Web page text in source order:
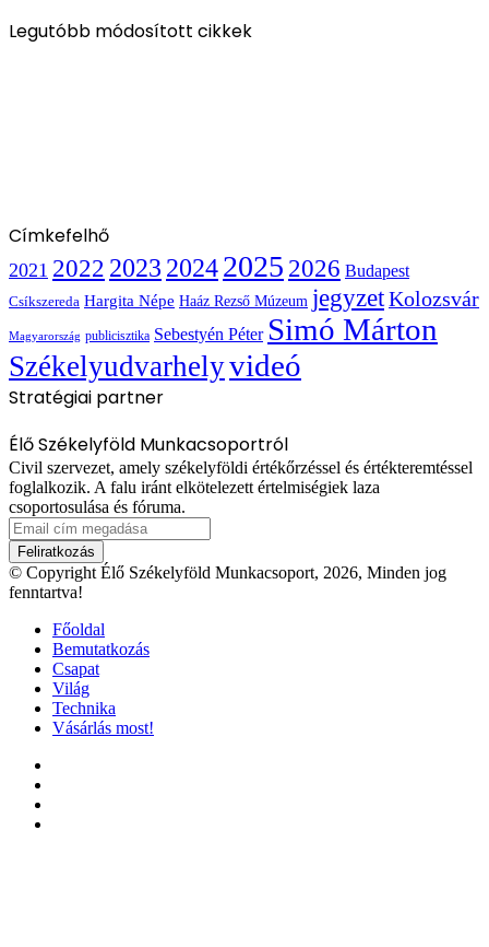
Legutóbb módosított cikkek
Címkefelhő
2021 2022 2023 20242025 2026 Budapest
Csíkszereda Hargita Népe Haáz Rezső Múzeum jegyzetKolozsvár
Magyarország publicisztika Sebestyén Péter Simó Márton
Székelyudvarhelyvideó
Stratégiai partner
Élő Székelyföld Munkacsoportról
Civil szervezet, amely székelyföldi értékőrzéssel és értékteremtéssel
foglalkozik. A falu iránt elkötelezett értelmiségiek laza
csoportosulása és fóruma.
Email
cím
megadása
© Copyright Élő Székelyföld Munkacsoport, 2026, Minden jog
fenntartva!
Főoldal
Bemutatkozás
Csapat
Világ
Technika
Vásárlás most!